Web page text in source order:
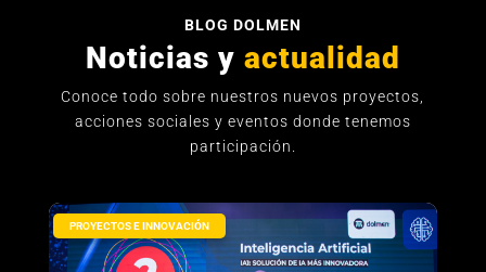
BLOG DOLMEN
Noticias y actualidad
Conoce todo sobre nuestros nuevos proyectos,
acciones sociales y eventos donde tenemos
participación.
PROYECTOS E INNOVACIÓN